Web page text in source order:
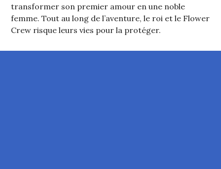
transformer son premier amour en une noble
femme. Tout au long de l’aventure, le roi et le Flower
Crew risque leurs vies pour la protéger.